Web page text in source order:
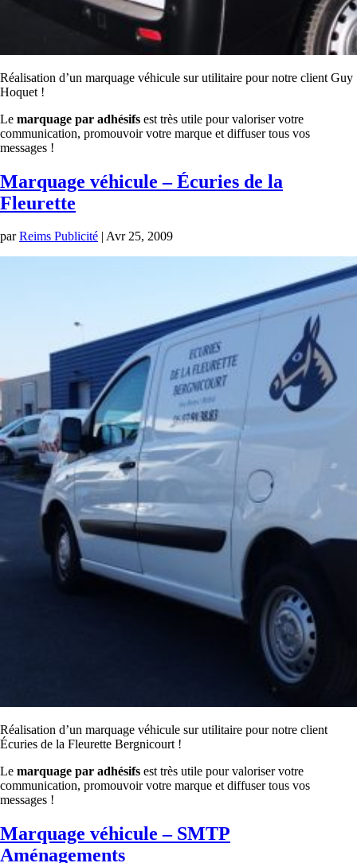
Réalisation d’un marquage véhicule sur utilitaire pour notre client Guy
Hoquet !
Le marquage par adhésifs est très utile pour valoriser votre
communication, promouvoir votre marque et diffuser tous vos
messages !
Marquage véhicule – Écuries de la
Fleurette
parReims Publicité | Avr 25, 2009
Réalisation d’un marquage véhicule sur utilitaire pour notre client
Écuries de la Fleurette Bergnicourt !
Le marquage par adhésifs est très utile pour valoriser votre
communication, promouvoir votre marque et diffuser tous vos
messages !
Marquage véhicule – SMTP
Aménagements